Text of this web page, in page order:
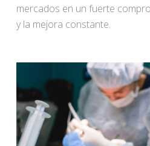
mercados en un fuerte
y la mejora constante.